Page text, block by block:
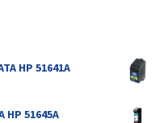
HP 51641A
HP 51645A